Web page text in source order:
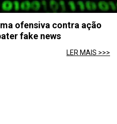
ofensiva contra ação
fake news
LER MAIS >>>